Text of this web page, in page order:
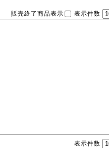
販売終了商品表示 表示件数
表示件数